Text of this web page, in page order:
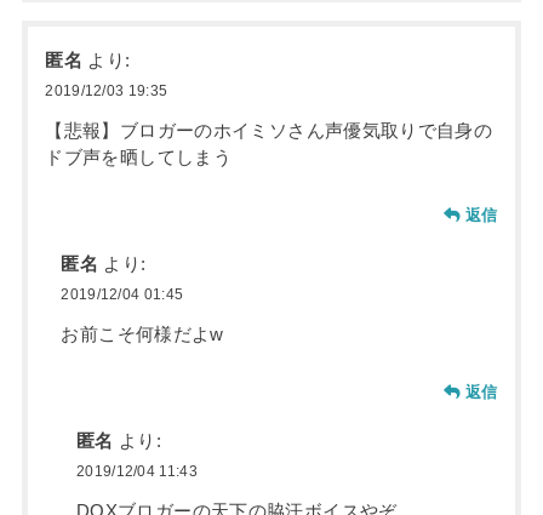
匿名 より:
2019/12/03 19:35
【悲報】ブロガーのホイミソさん声優気取りで自身の
ドブ声を晒してしまう
返信
匿名 より:
2019/12/04 01:45
お前こそ何様だよw
返信
匿名 より:
2019/12/04 11:43
DQXブロガーの天下の脇汗ボイスやぞ